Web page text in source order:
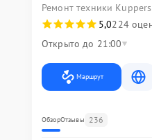
Ремонт техники
5,0224
Открыто до 21:00
Маршрут
ОбзорОтзывы 236